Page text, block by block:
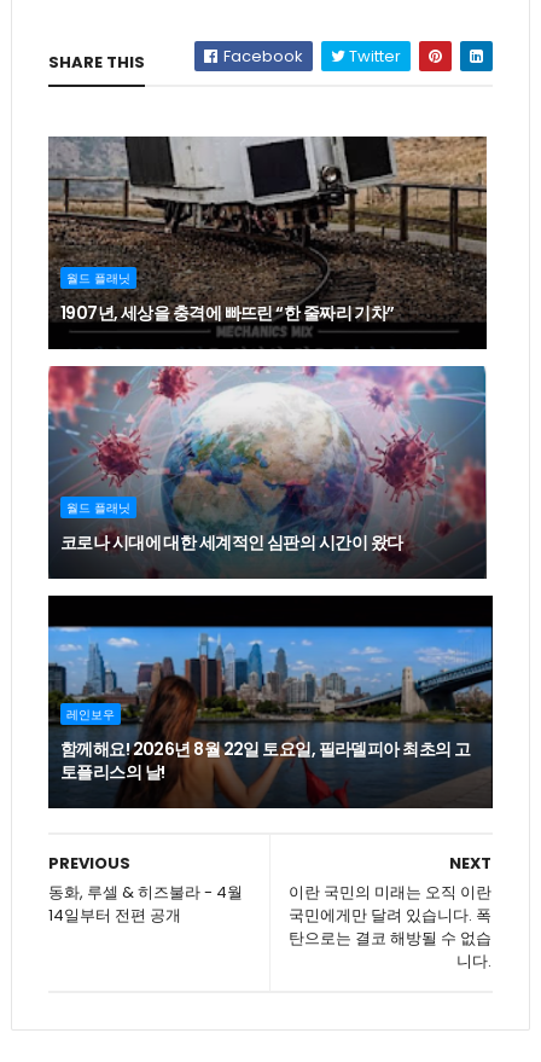
SHARE THIS Facebook Twitter
월드 플래닛
1907년, 세상을 충격에 빠뜨린 “한 줄짜리 기차”
월드 플래닛
코로나 시대에 대한 세계적인 심판의 시간이 왔다
레인보우
함께해요! 2026년 8월 22일 토요일, 필라델피아 최초의 고
토플리스의 날!
NEXT
이란 국민의 미래는 오직 이란
국민에게만 달려 있습니다. 폭
탄으로는 결코 해방될 수 없습
니다.
PREVIOUS
동화, 루셀 & 히즈불라 - 4월
14일부터 전편 공개